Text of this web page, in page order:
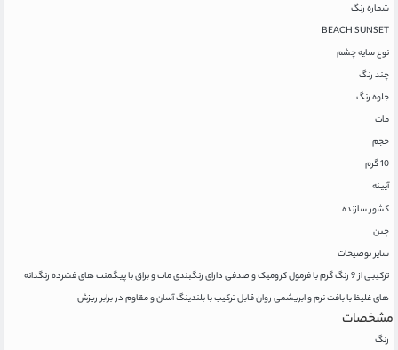
شماره رنگ
BEACH SUNSET
نوع سایه چشم
چند رنگ
جلوه رنگ
مات
حجم
10 گرم
آیینه
کشور سازنده
چین
سایر توضیحات
ترکیبی از 9 رنگ گرم با فرمول کرومیک و صدفی دارای رنگبندی مات و براق با پیگمنت های فشرده رنگدانه
های غلیظ با بافت نرم و ابریشمی روان قابل ترکیب با بلندینگ آسان و مقاوم در برابر ریزش
مشخصات
رنگ